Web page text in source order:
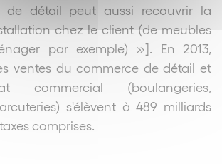
de détail peut aussi recouvrir la
chez le client (de meubles
par exemple) »]. En 2013,
ventes du commerce de détail et
commercial (boulangeries,
s'élèvent à 489 milliards
comprises.